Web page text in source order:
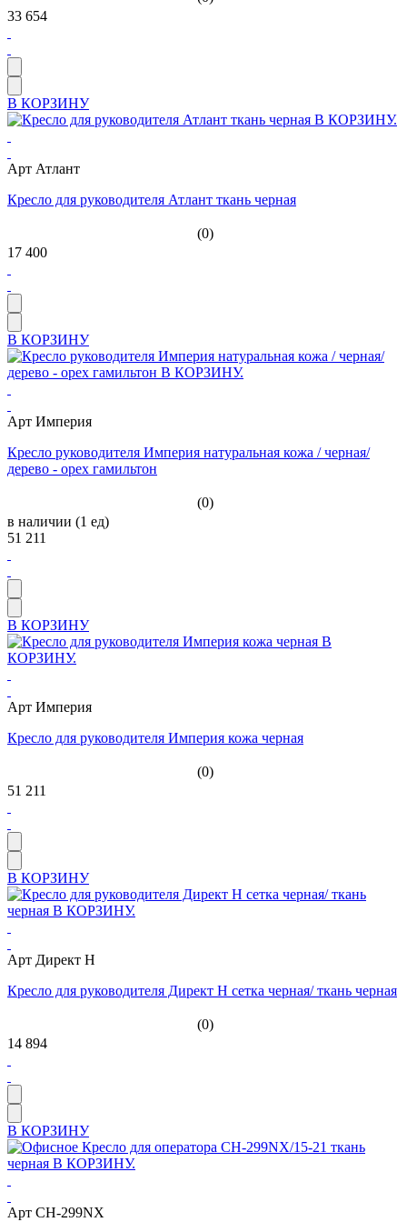
33 654
В КОРЗИНУ
Арт Атлант
Кресло для руководителя Атлант ткань черная
(0)
17 400
В КОРЗИНУ
Арт Империя
Кресло руководителя Империя натуральная кожа / черная/
дерево - орех гамильтон
(0)
в наличии (1 ед)
51 211
В КОРЗИНУ
Арт Империя
Кресло для руководителя Империя кожа черная
(0)
51 211
В КОРЗИНУ
Арт Директ H
Кресло для руководителя Директ H сетка черная/ ткань черная
(0)
14 894
В КОРЗИНУ
Арт CH-299NX